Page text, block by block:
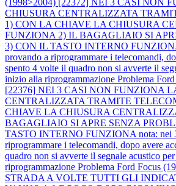
CHIUSURA CENTRALIZZATA
1) CON LA CHIAVE LA CHIUSURA
FUNZIONA 2) IL BAGAGLIAIO SI
3) CON IL TASTO INTERNO
provando a riprogrammare i telecomandi,
spento 4 volte il quadro non si avverte il
inizio alla riprogrammazione Problema
[22376] NEI 3 CASI NON FUNZIONA
CENTRALIZZATA TRAMITE
CHIAVE LA CHIUSURA
BAGAGLIAIO SI APRE SENZA
TASTO INTERNO FUNZIONA nota: nei
riprogrammare i telecomandi, dopo avere
quadro non si avverte il segnale acustico
riprogrammazione Problema Ford Focus
STRADA A VOLTE TUTTI GLI